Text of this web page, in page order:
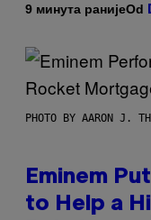
9 минута ранијеOd
PHOTO BY AARON J.
Eminem
to Help a